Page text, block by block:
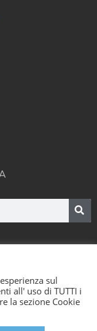
by
sul
all' uso di TUTTI i
la sezione Cookie